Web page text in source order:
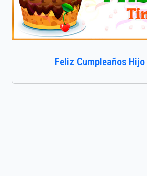
Feliz Cumpleaños Hijo